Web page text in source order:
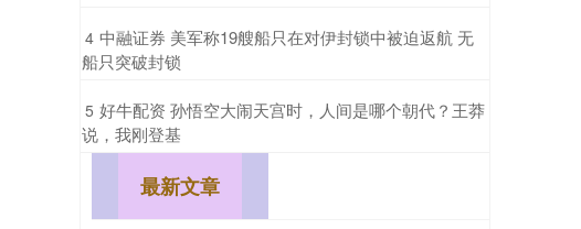
4 ​中融证券 美军称19艘船只在对伊封锁中被迫返航 无
船只突破封锁
5 ​好牛配资 孙悟空大闹天宫时，人间是哪个朝代？王莽
说，我刚登基
最新文章